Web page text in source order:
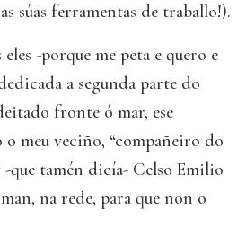
súas ferramentas de traballo!).
-porque me peta e quero e
a segunda parte do
fronte ó mar, ese
o meu veciño, “compañeiro do
-que tamén dicía- Celso Emilio
na rede, para que non o